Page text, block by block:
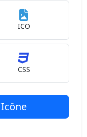
ICO
CSS